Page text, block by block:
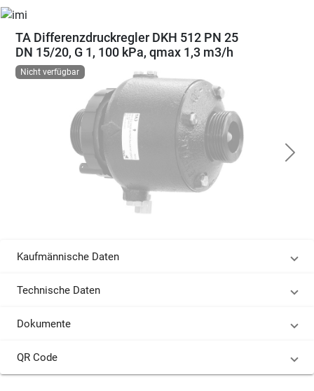
TA Differenzdruckregler DKH 512 PN 25
DN 15/20, G 1, 100 kPa, qmax 1,3 m3/h
Nicht verfügbar
Kaufmännische Daten
Technische Daten
Dokumente
QR Code